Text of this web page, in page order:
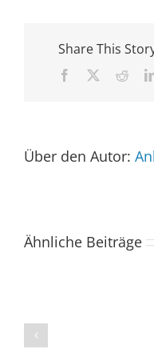
Share This
Facebook
Über den Autor:
Ähnliche Beiträge